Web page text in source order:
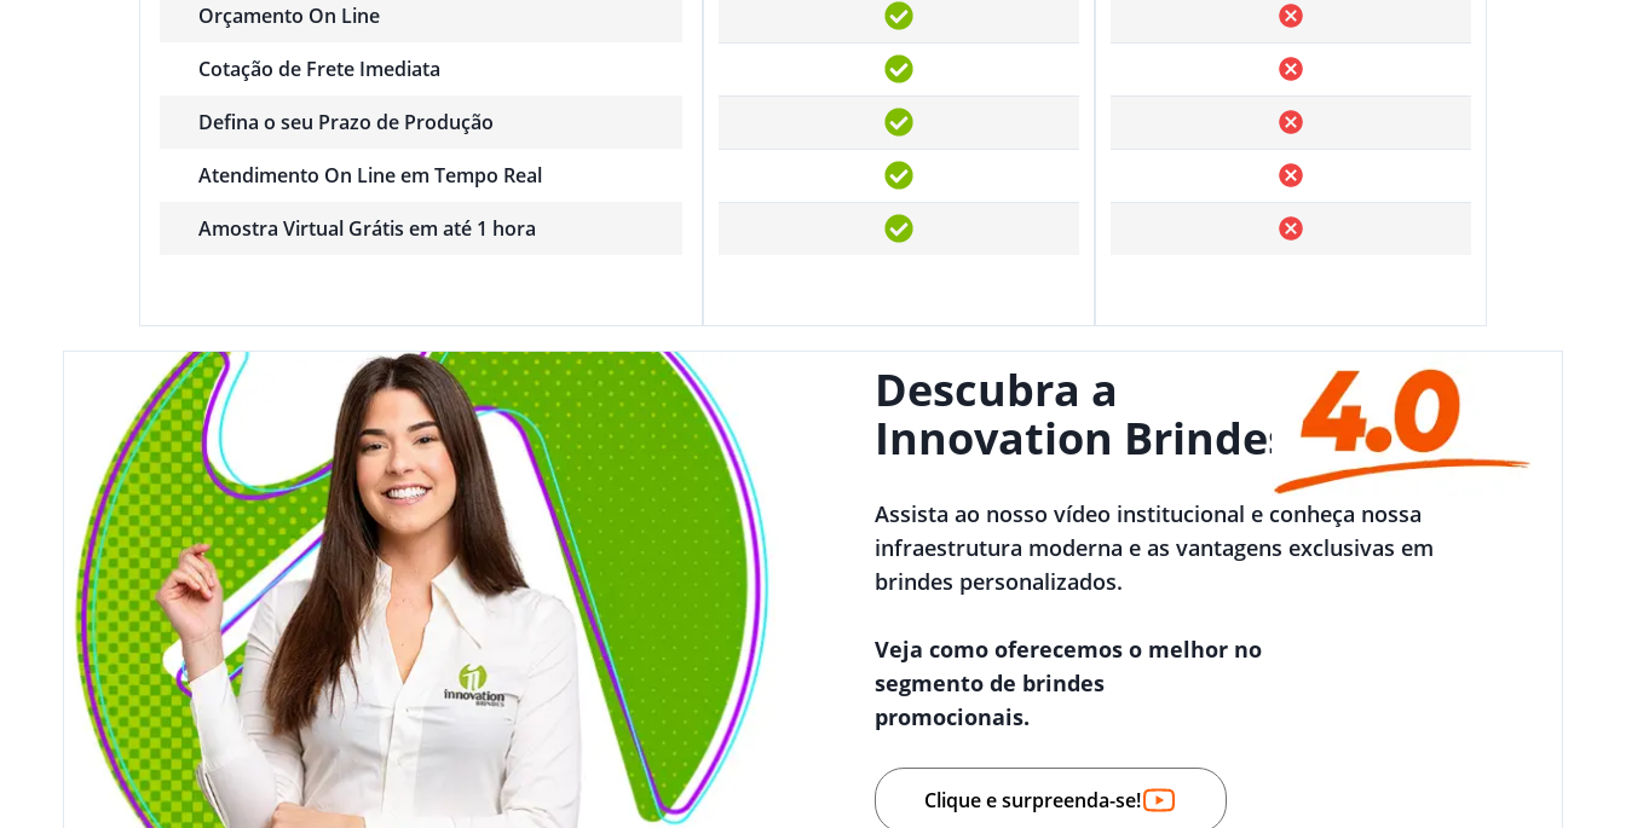
Orçamento On Line
Cotação de Frete Imediata
Defina o seu Prazo de Produção
Atendimento On Line em Tempo Real
Amostra Virtual Grátis em até 1 hora
Descubra a
Innovation Brindes
Assista ao nosso vídeo institucional e conheça nossa
infraestrutura moderna e as vantagens exclusivas em
brindes personalizados.
Veja como oferecemos o melhor no
segmento de brindes
promocionais.
Clique e surpreenda-se!